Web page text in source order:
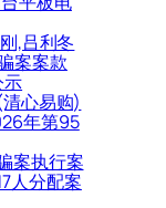
,吕利冬
案案款
示
心易购)
年第95
案执行案
人分配案